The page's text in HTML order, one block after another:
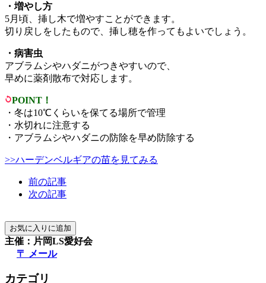
・増やし方
5月頃、挿し木で増やすことができます。
切り戻しをしたもので、挿し穂を作ってもよいでしょう。
・病害虫
アブラムシやハダニがつきやすいので、
早めに薬剤散布で対応します。
POINT！
・冬は10℃くらいを保てる場所で管理
・水切れに注意する
・アブラムシやハダニの防除を早め防除する
>>ハーデンベルギアの苗を見てみる
前の記事
次の記事
主催：片岡LS愛好会
〒 メール
カテゴリ